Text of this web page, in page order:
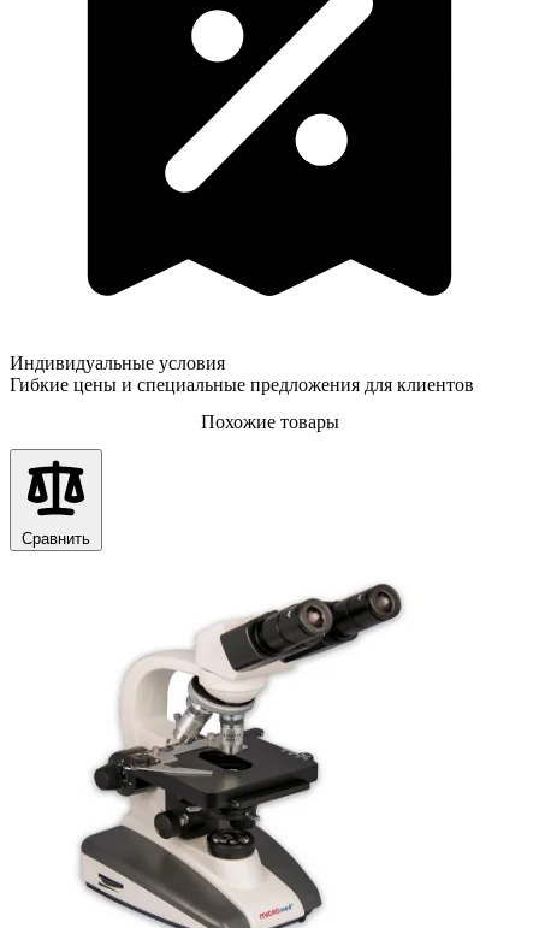
Индивидуальные условия
Гибкие цены и специальные предложения для клиентов
Похожие товары
Сравнить